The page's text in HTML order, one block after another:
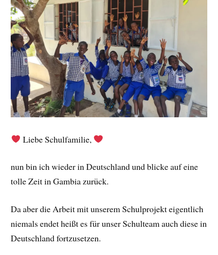
Liebe Schulfamilie,
nun bin ich wieder in Deutschland und blicke auf eine
tolle Zeit in Gambia zurück.
Da aber die Arbeit mit unserem Schulprojekt eigentlich
niemals endet heißt es für unser Schulteam auch diese in
Deutschland fortzusetzen.